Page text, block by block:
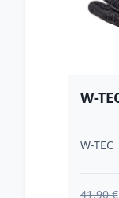
W-
W-TEC
41.90 €